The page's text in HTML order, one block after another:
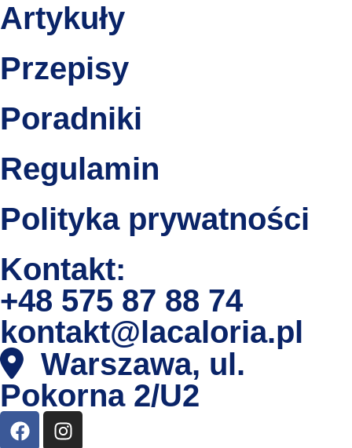
Artykuły
Przepisy
Poradniki
Regulamin
Polityka prywatności
Kontakt:
+48 575 87 88 74
kontakt@lacaloria.pl
Warszawa, ul.
Pokorna 2/U2